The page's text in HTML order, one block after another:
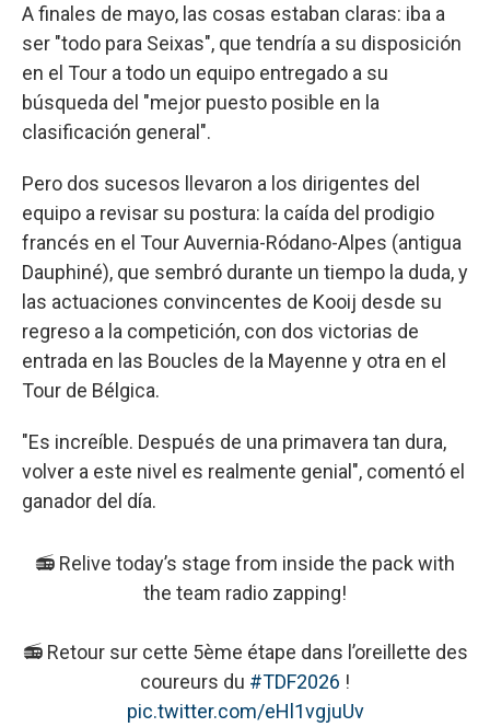
A finales de mayo, las cosas estaban claras: iba a
ser "todo para Seixas", que tendría a su disposición
en el Tour a todo un equipo entregado a su
búsqueda del "mejor puesto posible en la
clasificación general".
Pero dos sucesos llevaron a los dirigentes del
equipo a revisar su postura: la caída del prodigio
francés en el Tour Auvernia-Ródano-Alpes (antigua
Dauphiné), que sembró durante un tiempo la duda, y
las actuaciones convincentes de Kooij desde su
regreso a la competición, con dos victorias de
entrada en las Boucles de la Mayenne y otra en el
Tour de Bélgica.
"Es increíble. Después de una primavera tan dura,
volver a este nivel es realmente genial", comentó el
ganador del día.
📻 Relive today’s stage from inside the pack with
the team radio zapping!
📻 Retour sur cette 5ème étape dans l’oreillette des
coureurs du #TDF2026 !
pic.twitter.com/eHl1vgjuUv